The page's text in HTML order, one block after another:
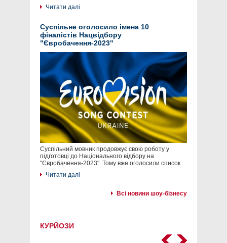
Читати далі
Суспільне оголосило імена 10
фіналістів Нацвідбору
"Євробачення-2023"
Суспільний мовник продовжує свою роботу у
підготовці до Національного відбору на
"Євробачення-2023". Тому вже оголосили список
Читати далі
Всі новини шоу-бізнесу
КУРЙОЗИ